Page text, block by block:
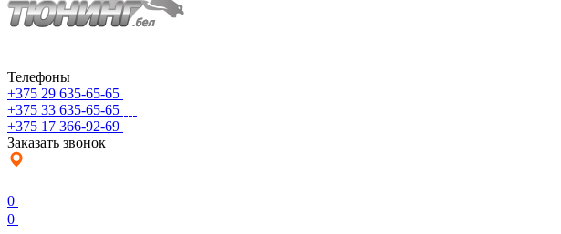
Телефоны
+375 29 635-65-65
+375 33 635-65-65
+375 17 366-92-69
Заказать звонок
0
0